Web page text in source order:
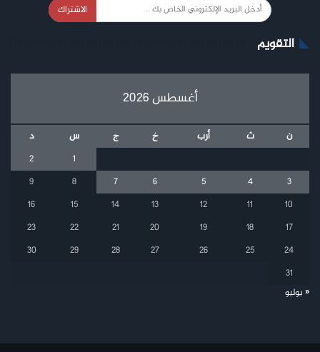
الاشتراك
التقويم
أغسطس 2026
ن ث أرب خ ج س
د
1
2
3
4
5
6
7
8
9
10
11
12
13
14
15
16
17
18
19
20
21
22
23
24
25
26
27
28
29
30
31
« يوليو